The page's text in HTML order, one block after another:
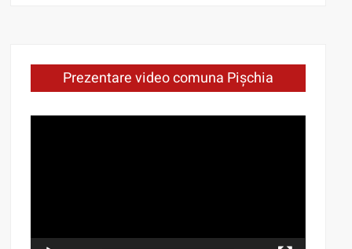
Prezentare video comuna Pișchia